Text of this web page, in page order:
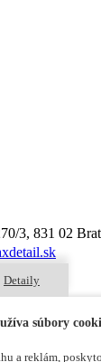
3, 831 02
Detaily
súbory
a reklám,